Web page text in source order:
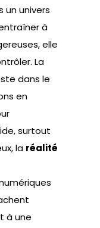
un univers
à
elle
La
dans le
en
surtout
la réalité
à une